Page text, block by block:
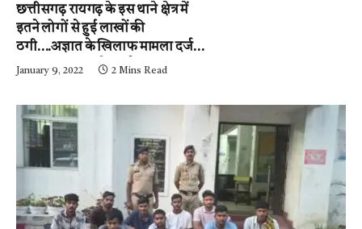
छत्तीसगढ़ रायगढ़ के इस थाने क्षेत्र में
इतने लोगों से हुई लाखों की
ठगी….अज्ञात के खिलाफ मामला दर्ज,
पुलिस जुटी जांच में….पढ़े न्यूज़
January 9, 2022 2 Mins Read